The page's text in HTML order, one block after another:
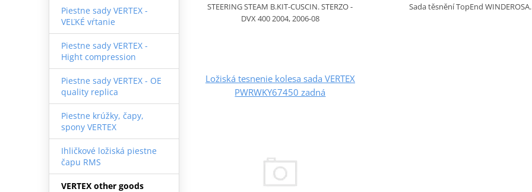
Piestne sady VERTEX -
VEĽKÉ vŕtanie
Piestne sady VERTEX -
Hight compression
Piestne sady VERTEX - OE
quality replica
Piestne krúžky, čapy,
spony VERTEX
Ihličkové ložiská piestne
čapu RMS
VERTEX other goods
STEERING STEAM B.KIT-CUSCIN. STERZO -
DVX 400 2004, 2006-08
Sada těsnění TopEnd WINDEROSA.
Ložiská tesnenie kolesa sada VERTEX
PWRWKY67450 zadná